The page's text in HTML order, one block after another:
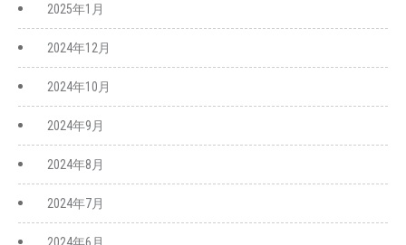
2025年1月
2024年12月
2024年10月
2024年9月
2024年8月
2024年7月
2024年6月